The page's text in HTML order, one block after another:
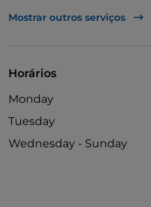
TheFork PAY
Mostrar outros serviços
Horários
Monday
Tuesday
Wednesday - Sunday